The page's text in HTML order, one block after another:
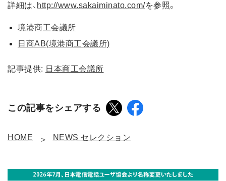
詳細は、 http://www.sakaiminato.com/を参照。
境港商工会議所
日商AB(境港商工会議所)
記事提供: 日本商工会議所
この記事をシェアする
HOME NEWS セレクション